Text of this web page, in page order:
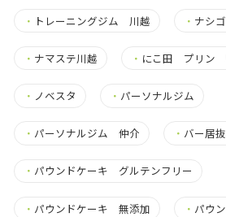
・ トレーニングジム 川越 ・ ナシ
・ ナマステ川越 ・ にこ田 プリン
・ ノベスタ ・ パーソナルジム
・ パーソナルジム 仲介 ・ バー居
・ パウンドケーキ グルテンフリー
・ パウンドケーキ 無添加 ・ パウ